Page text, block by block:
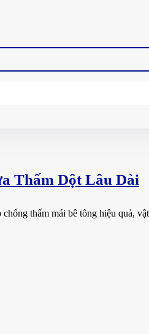
Thấm Dột Lâu Dài
thấm mái bê tông hiệu quả,